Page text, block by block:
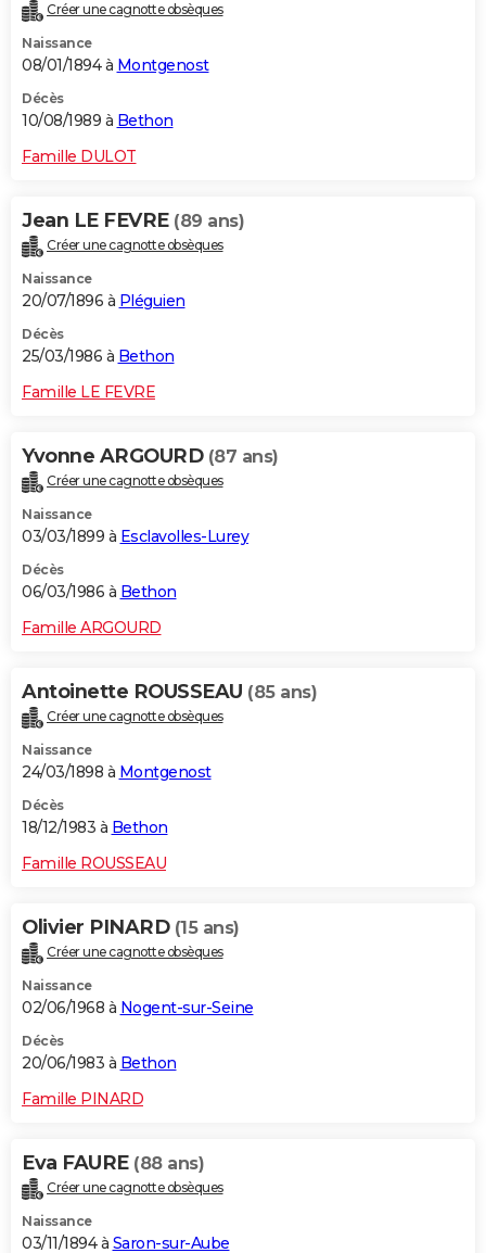
Créer une cagnotte obsèques
Naissance
08/01/1894 à Montgenost
Décès
10/08/1989 à Bethon
Famille DULOT
Jean LE FEVRE (89 ans)
Créer une cagnotte obsèques
Naissance
20/07/1896 à Pléguien
Décès
25/03/1986 à Bethon
Famille LE FEVRE
Yvonne ARGOURD (87 ans)
Créer une cagnotte obsèques
Naissance
03/03/1899 à Esclavolles-Lurey
Décès
06/03/1986 à Bethon
Famille ARGOURD
Antoinette ROUSSEAU (85 ans)
Créer une cagnotte obsèques
Naissance
24/03/1898 à Montgenost
Décès
18/12/1983 à Bethon
Famille ROUSSEAU
Olivier PINARD (15 ans)
Créer une cagnotte obsèques
Naissance
02/06/1968 à Nogent-sur-Seine
Décès
20/06/1983 à Bethon
Famille PINARD
Eva FAURE (88 ans)
Créer une cagnotte obsèques
Naissance
03/11/1894 à Saron-sur-Aube